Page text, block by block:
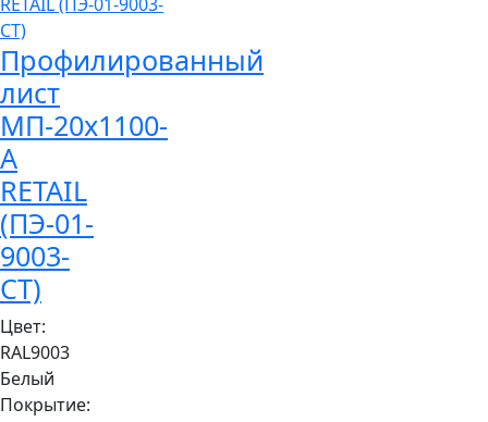
Профилированный
лист
МП-20x1100-
A
RETAIL
(ПЭ-01-
9003-
СТ)
Цвет:
RAL9003
Белый
Покрытие: